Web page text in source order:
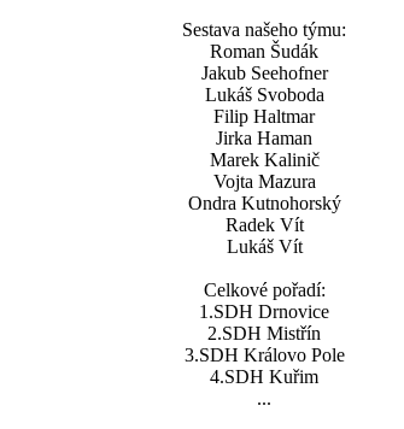
Sestava našeho týmu:
Roman Šudák
Jakub Seehofner
Lukáš Svoboda
Filip Haltmar
Jirka Haman
Marek Kalinič
Vojta Mazura
Ondra Kutnohorský
Radek Vít
Lukáš Vít
Celkové pořadí:
1.SDH Drnovice
2.SDH Mistřín
3.SDH Královo Pole
4.SDH Kuřim
...